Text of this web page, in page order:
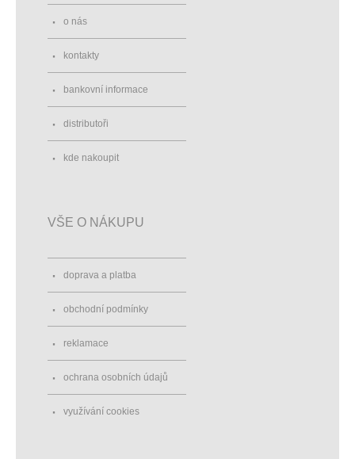
o nás
kontakty
bankovní informace
distributoři
kde nakoupit
VŠE O NÁKUPU
doprava a platba
obchodní podmínky
reklamace
ochrana osobních údajů
využívání cookies